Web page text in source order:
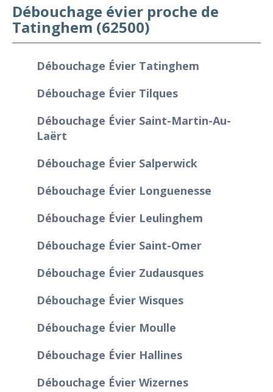
Débouchage évier proche de
Tatinghem (62500)
Débouchage Évier Tatinghem
Débouchage Évier Tilques
Débouchage Évier Saint-Martin-Au-
Laërt
Débouchage Évier Salperwick
Débouchage Évier Longuenesse
Débouchage Évier Leulinghem
Débouchage Évier Saint-Omer
Débouchage Évier Zudausques
Débouchage Évier Wisques
Débouchage Évier Moulle
Débouchage Évier Hallines
Débouchage Évier Wizernes